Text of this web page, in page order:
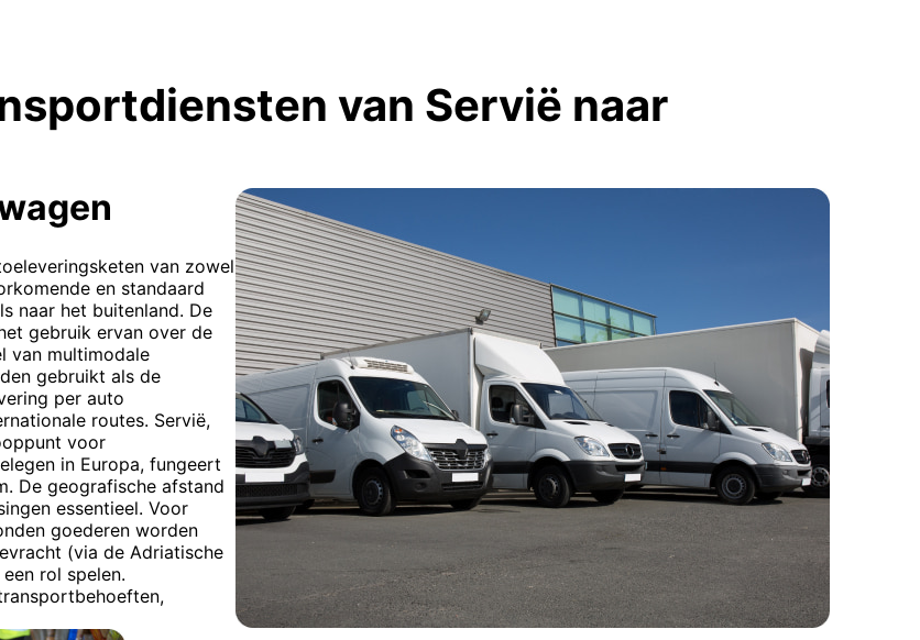
van Servië naar
van zowel
en standaard
naar het buitenland. De
gebruik ervan over de
van multimodale
gebruikt als de
per auto
routes. Servië,
voor
in Europa, fungeert
De geografische afstand
essentieel. Voor
goederen worden
(via de Adriatische
rol spelen.